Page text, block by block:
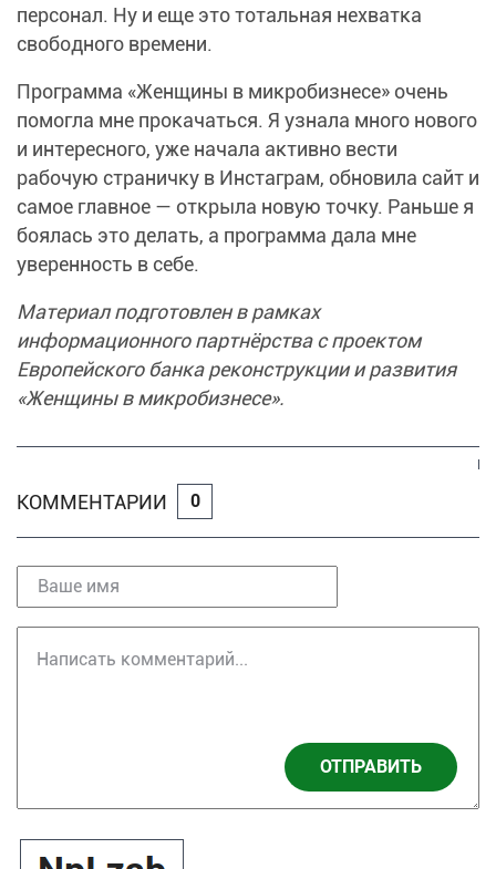
персонал. Ну и еще это тотальная нехватка
свободного времени.
Программа «Женщины в микробизнесе» очень
помогла мне прокачаться. Я узнала много нового
и интересного, уже начала активно вести
рабочую страничку в Инстаграм, обновила сайт и
самое главное — открыла новую точку. Раньше я
боялась это делать, а программа дала мне
уверенность в себе.
Материал подготовлен в рамках
информационного партнёрства с проектом
Европейского банка реконструкции и развития
«Женщины в микробизнесе».
КОММЕНТАРИИ 0
ОТПРАВИТЬ